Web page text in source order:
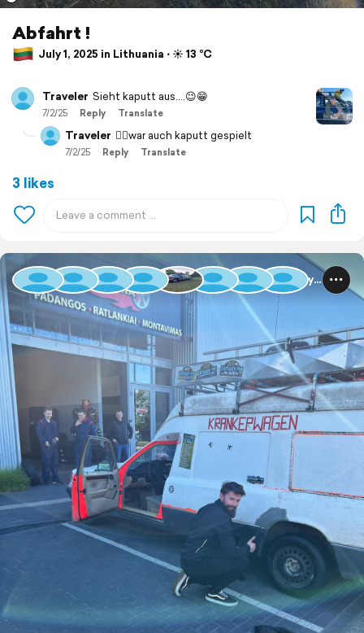
Abfahrt !
July 1, 2025 in Lithuania ⋅ ☀️ 13 °C
Traveler Sieht kaputt aus....😉😁
7/2/25 Reply Translate
Traveler 👍🏼war auch kaputt gespielt
7/2/25 Reply Translate
3 likes
Baltic Rally 2025